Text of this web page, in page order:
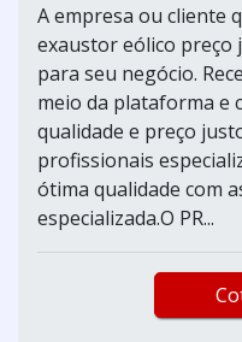
A empresa ou cliente
exaustor eólico preço
para seu negócio.
meio da plataforma e
qualidade e preço
profissionais
ótima qualidade com
especializada.O PR...